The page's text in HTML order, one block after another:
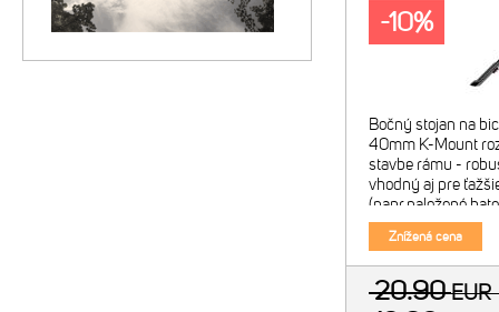
Bočný stojan na
40mm K-Mount
stavbe rámu -
vhodný aj pre
(napr.naložené
bicykle - priama
pomocou 2
použit
Znížená cena
-10%
20.90EUR